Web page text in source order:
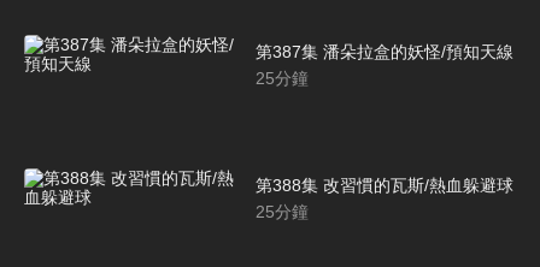
第387集 潘朵拉盒的妖怪/預知天線
25分鐘
第388集 改習慣的瓦斯/熱血躲避球
25分鐘